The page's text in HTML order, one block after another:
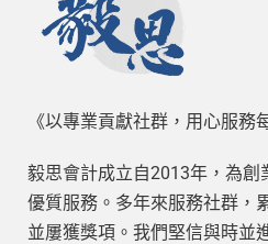
《以專業貢獻社群，用心服務
毅思會計成立自2013年，為
優質服務。多年來服務社群，
並屢獲獎項。我們堅信與時並